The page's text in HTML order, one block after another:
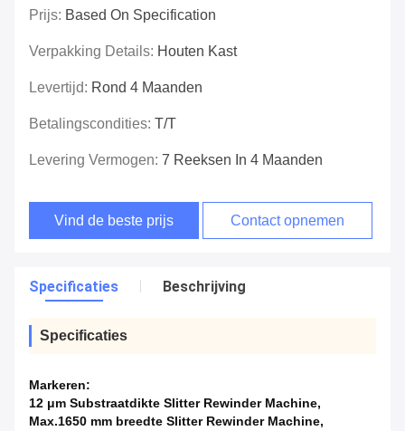
Prijs: Based On Specification
Verpakking Details: Houten Kast
Levertijd: Rond 4 Maanden
Betalingscondities: T/T
Levering Vermogen: 7 Reeksen In 4 Maanden
Vind de beste prijs Contact opnemen
Specificaties Beschrijving
Specificaties
Markeren:
12 μm Substraatdikte Slitter Rewinder Machine,
Max.1650 mm breedte Slitter Rewinder Machine,